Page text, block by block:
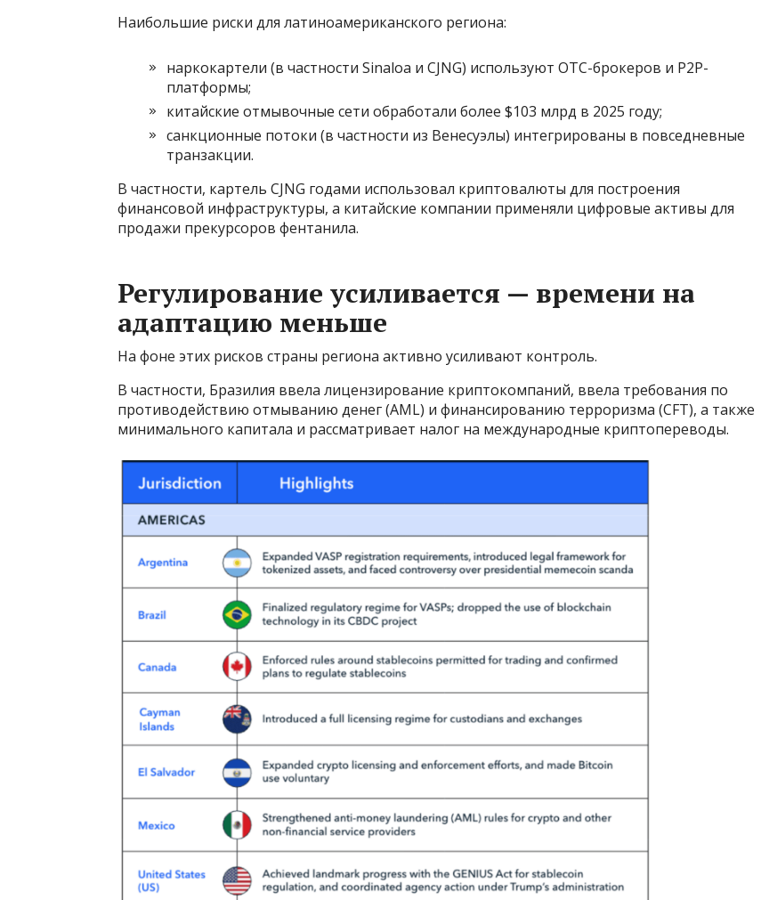
Наибольшие риски для латиноамериканского региона:
наркокартели (в частности Sinaloa и CJNG) используют OTC-брокеров и P2P-
платформы;
китайские отмывочные сети обработали более $103 млрд в 2025 году;
санкционные потоки (в частности из Венесуэлы) интегрированы в повседневные
транзакции.
В частности, картель CJNG годами использовал криптовалюты для построения
финансовой инфраструктуры, а китайские компании применяли цифровые активы для
продажи прекурсоров фентанила.
Регулирование усиливается — времени на
адаптацию меньше
На фоне этих рисков страны региона активно усиливают контроль.
В частности, Бразилия ввела лицензирование криптокомпаний, ввела требования по
противодействию отмыванию денег (AML) и финансированию терроризма (CFT), а также
минимального капитала и рассматривает налог на международные криптопереводы.